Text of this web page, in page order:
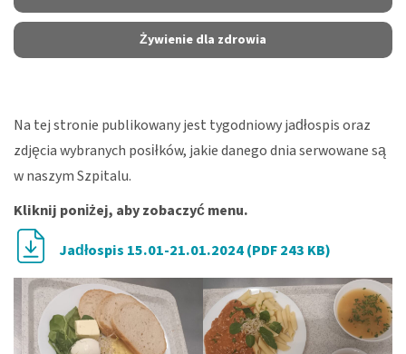
Żywienie dla zdrowia
Na tej stronie publikowany jest tygodniowy jadłospis oraz
zdjęcia wybranych posiłków, jakie danego dnia serwowane są
w naszym Szpitalu.
Kliknij poniżej, aby zobaczyć menu.
Jadłospis 15.01-21.01.2024 (PDF 243 KB)